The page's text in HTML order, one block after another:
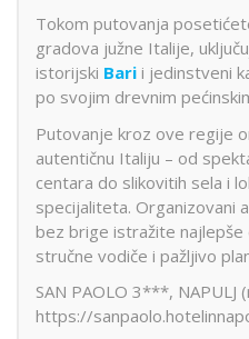
Tokom putovanja
gradova južne Italije,
istorijski Bari i jedinstveni
po svojim drevnim
Putovanje kroz ove regije
autentičnu Italiju – od
centara do slikovitih sela i
specijaliteta. Organizovani
bez brige istražite najlepše
stručne vodiče i pažljivo
SAN PAOLO 3***, NAPULJ
https://